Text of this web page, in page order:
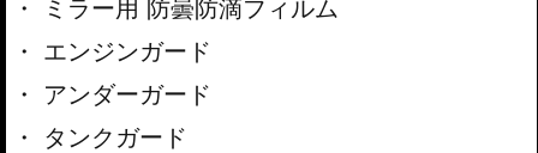
ミラー用 防曇防滴フィルム
エンジンガード
アンダーガード
タンクガード